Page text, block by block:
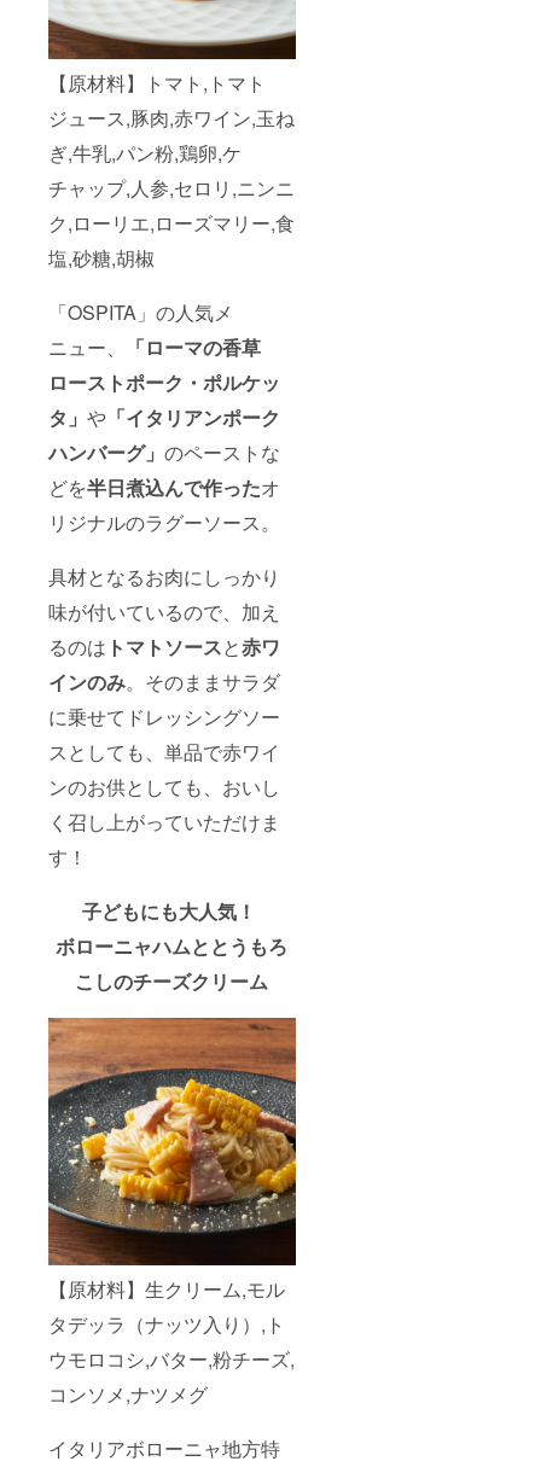
【原材料】トマト,トマト
ジュース,豚肉,赤ワイン,玉ね
ぎ,牛乳,パン粉,鶏卵,ケ
チャップ,人参,セロリ,ニンニ
ク,ローリエ,ローズマリー,食
塩,砂糖,胡椒
「OSPITA」の人気メ
ニュー、
「ローマの香草
ローストポーク・ポルケッ
タ」 や 「イタリアンポーク
ハンバーグ」 のペーストな
どを半日煮込んで作ったオ
リジナルのラグーソース。
具材となるお肉にしっかり
味が付いているので、加え
るのは トマトソースと赤ワ
インのみ。そのままサラダ
に乗せてドレッシングソー
スとしても、単品で赤ワイ
ンのお供としても、おいし
く召し上がっていただけま
す！
子どもにも大人気！
ボローニャハムととうもろ
こしのチーズクリーム
【原材料】生クリーム,モル
タデッラ（ナッツ入り）,ト
ウモロコシ,バター,粉チーズ,
コンソメ,ナツメグ
イタリアボローニャ地方特